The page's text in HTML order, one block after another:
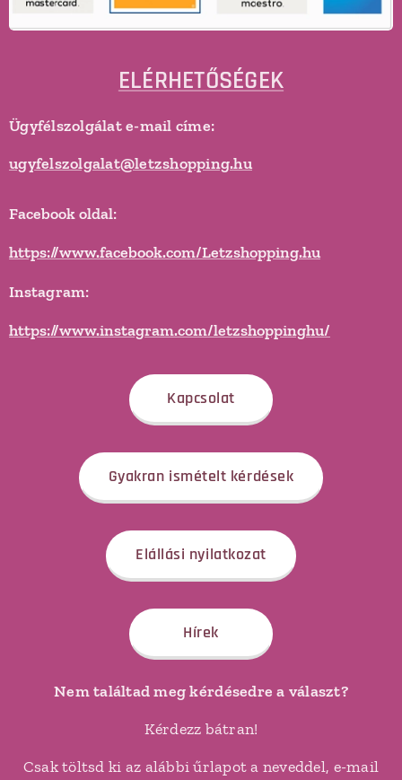
ELÉRHETŐSÉGEK
Ügyfélszolgálat e-mail címe:
ugyfelszolgalat@letzshopping.hu
Facebook oldal:
https://www.facebook.com/Letzshopping.hu
Instagram:
https://www.instagram.com/letzshoppinghu/
Kapcsolat
Gyakran ismételt kérdések
Elállási nyilatkozat
Hírek
Nem találtad meg kérdésedre a választ?
Kérdezz bátran!
Csak töltsd ki az alábbi űrlapot a neveddel, e-mail